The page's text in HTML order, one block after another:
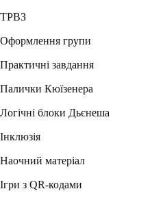
ТРВЗ
Оформлення групи
Практичні завдання
Палички Кюїзенера
Логічні блоки Дьєнеша
Інклюзія
Наочний матеріал
Ігри з QR-кодами